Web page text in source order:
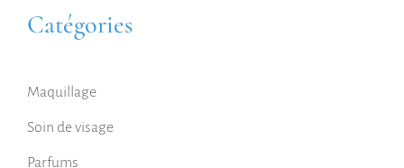
Catégories
Maquillage
Soin de visage
Parfums